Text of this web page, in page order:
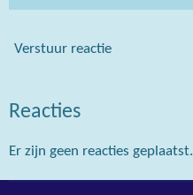
Verstuur reactie
Reacties
Er zijn geen reacties geplaatst.